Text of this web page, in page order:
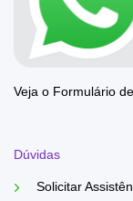
Veja o Formulário
Dúvidas
Solicitar